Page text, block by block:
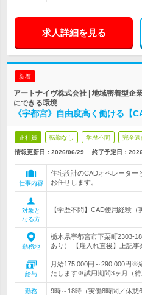
求人詳細を見る
新着
アートナイヴ株式会社 | 地域密着型企
にできる環境
《宇都宮》自由度高く働ける【
正社員 転勤なし 学歴不問 完全週
情報更新日：2026/06/29 終了予定日：
仕事内容
住宅設計のCADオペレーター
お任せします。
対象と
なる方
【学歴不問】CAD使用経験
勤務地
栃木県宇都宮市下栗町2303-
あり） 【雇入れ直後】上記事
給与
月給175,000円～290,000円※
たします※試用期間3ヶ月（待
勤務
9時～18時（実働8時間／休憩